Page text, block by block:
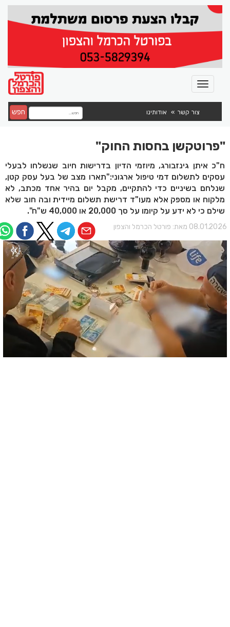
צור קשר אודותינו חפש
"פרוטקשן בחסות החוק"
ח"כ איתן גינזבורג, מיוזמי הדיון בדרישות חיוב שנשלחו לבעלי
עסקים לתשלום דמי טיפול ארגוני:"תארו מצב של בעל עסק קטן,
שנלחם בשיניים כדי להתקיים, מקבל יום בהיר אחד מכתב, לא
מלקוח או מספק אלא מעו"ד דרישת תשלום מיידית ובה חוב שלא
שילם כי לא ידע על קיומו על סך 20,000 או 40,000 ש"ח".
מאת: פורטל הכרמל והצפון